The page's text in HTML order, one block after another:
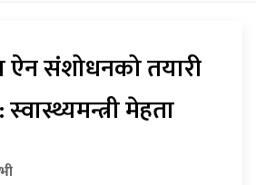
ऐन संशोधनको तयारी
मेहता